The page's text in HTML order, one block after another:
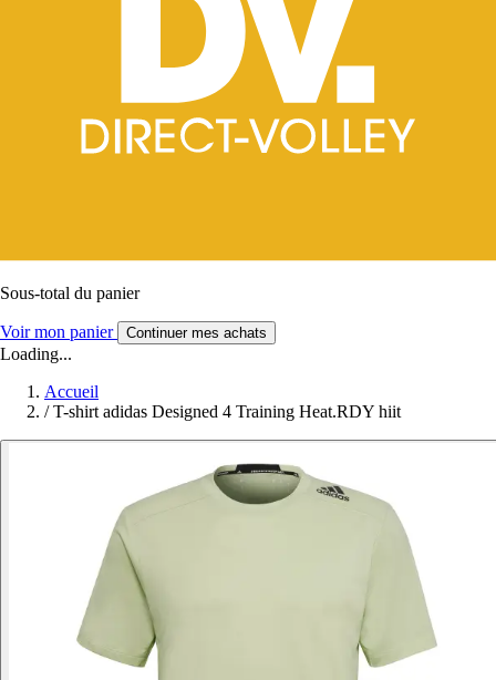
Sous-total du panier
Voir mon panier Continuer mes achats
Loading...
Accueil
/ T-shirt adidas Designed 4 Training Heat.RDY hiit